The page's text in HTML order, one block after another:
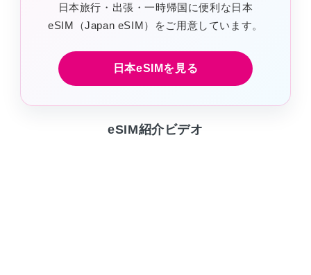
日本旅行・出張・一時帰国に便利な日本
eSIM（Japan eSIM）をご用意しています。
日本eSIMを見る
eSIM紹介ビデオ